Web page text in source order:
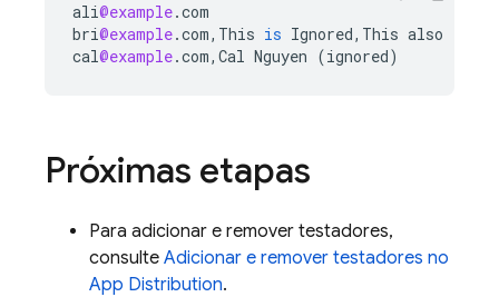
ali@example.com
bri@example.com, This is Ignored, This also
cal@example.com, Cal Nguyen (ignored)
Próximas etapas
Para adicionar e remover testadores,
consulte Adicionar e remover testadores no
App Distribution.